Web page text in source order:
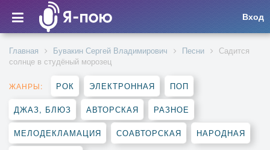
Вход
Главная Бувакин Сергей Владимирович Песни
Садится
солнце в студёный морозец
ЖАНРЫ: РОК ЭЛЕКТРОННАЯ ПОП
ДЖАЗ, БЛЮЗ АВТОРСКАЯ РАЗНОЕ
МЕЛОДЕКЛАМАЦИЯ СОАВТОРСКАЯ НАРОДНАЯ